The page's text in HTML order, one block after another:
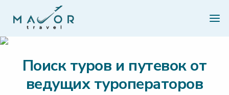
Поиск туров и путевок от
ведущих туроператоров